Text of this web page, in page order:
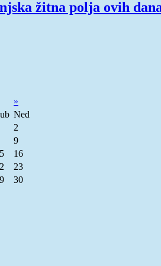
žitna polja ovih
»
Ned
2
9
16
23
30